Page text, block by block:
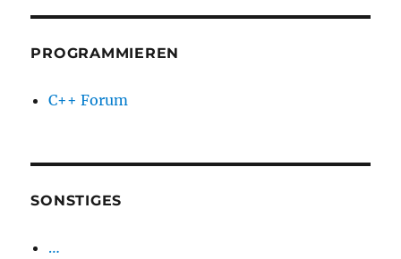
PROGRAMMIEREN
C++ Forum
SONSTIGES
…